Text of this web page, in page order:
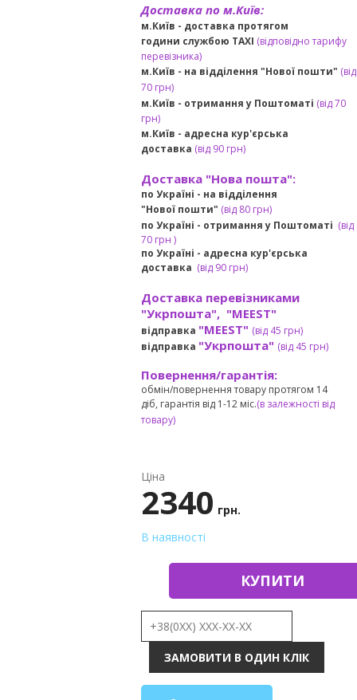
Доставка по м.Київ:
м.Київ - доставка протягом
години службою TAXI (відповідно тарифу
перевізника)
м.Київ - на відділення "Нової пошти" (від
70 грн)
м.Київ - отримання у Поштоматі (від 70
грн)
м.Київ - адресна кур'єрська
доставка (від90 грн)
Доставка "Нова пошта":
по Україні - на відділення
"Нової пошти" (від 80 грн)
по Україні - отримання у Поштоматі (від
70 грн )
по Україні - адресна кур'єрська
доставка (від90 грн)
Доставка перевізниками
"Укрпошта", "MEEST"
відправка "MEEST" (від 45 грн)
відправка "Укрпошта" (від 45 грн)
Повернення/гарантія:
обмін/повернення товару протягом 14
діб, гарантія від 1-12 міс.(в залежності від
товару)
Ціна
2340 грн.
В наявності
КУПИТИ